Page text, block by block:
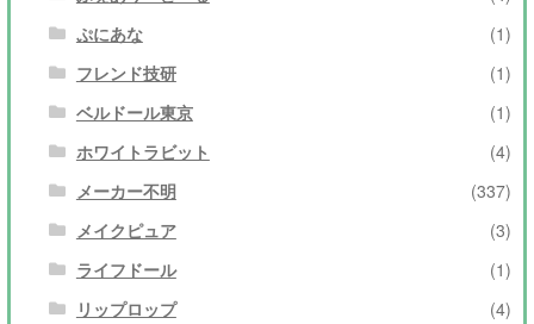
ぷにあな
(1)
フレンド技研
(1)
ベルドール東京
(1)
ホワイトラビット
(4)
メーカー不明
(337)
メイクピュア
(3)
ライフドール
(1)
リップロップ
(4)